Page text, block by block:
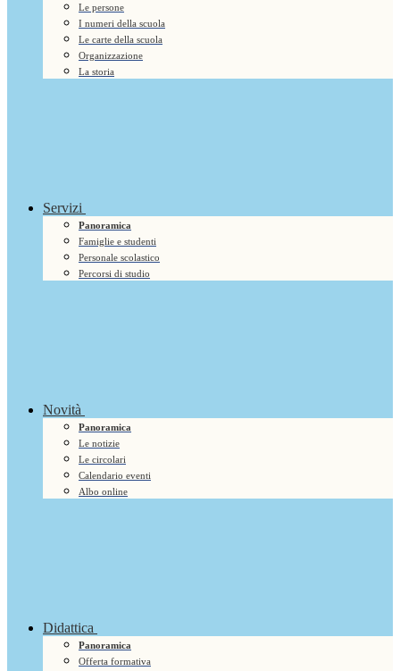
Le persone
I numeri della scuola
Le carte della scuola
Organizzazione
La storia
Servizi
Panoramica
Famiglie e studenti
Personale scolastico
Percorsi di studio
Novità
Panoramica
Le notizie
Le circolari
Calendario eventi
Albo online
Didattica
Panoramica
Offerta formativa